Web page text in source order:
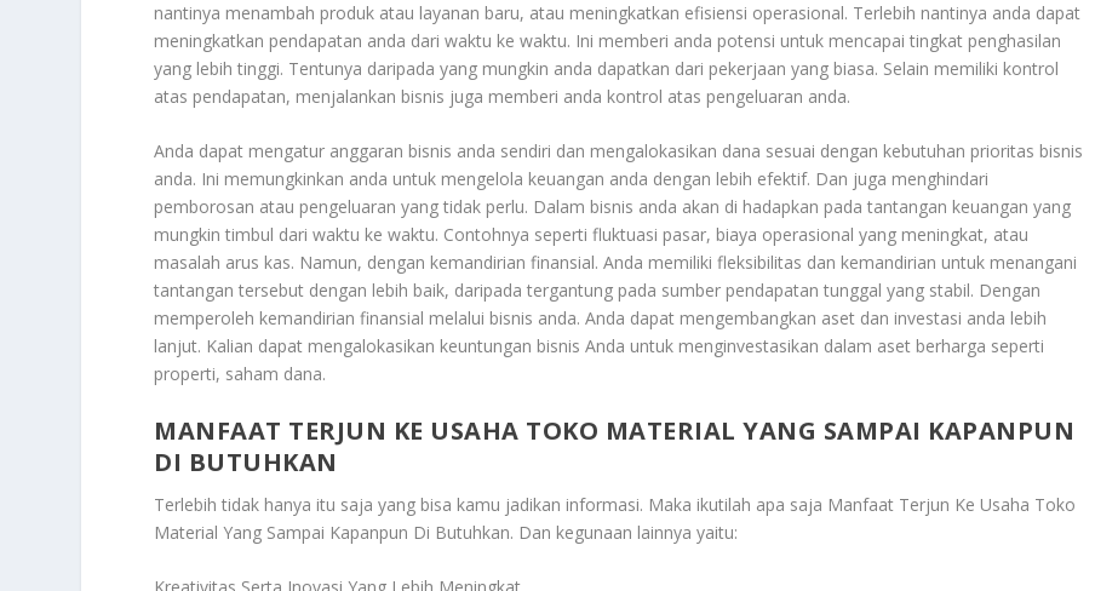
nantinya menambah produk atau layanan baru, atau meningkatkan efisiensi operasional. Terlebih nantinya anda dapat
meningkatkan pendapatan anda dari waktu ke waktu. Ini memberi anda potensi untuk mencapai tingkat penghasilan
yang lebih tinggi. Tentunya daripada yang mungkin anda dapatkan dari pekerjaan yang biasa. Selain memiliki kontrol
atas pendapatan, menjalankan bisnis juga memberi anda kontrol atas pengeluaran anda.
Anda dapat mengatur anggaran bisnis anda sendiri dan mengalokasikan dana sesuai dengan kebutuhan prioritas bisnis
anda. Ini memungkinkan anda untuk mengelola keuangan anda dengan lebih efektif. Dan juga menghindari
pemborosan atau pengeluaran yang tidak perlu. Dalam bisnis anda akan di hadapkan pada tantangan keuangan yang
mungkin timbul dari waktu ke waktu. Contohnya seperti fluktuasi pasar, biaya operasional yang meningkat, atau
masalah arus kas. Namun, dengan kemandirian finansial. Anda memiliki fleksibilitas dan kemandirian untuk menangani
tantangan tersebut dengan lebih baik, daripada tergantung pada sumber pendapatan tunggal yang stabil. Dengan
memperoleh kemandirian finansial melalui bisnis anda. Anda dapat mengembangkan aset dan investasi anda lebih
lanjut. Kalian dapat mengalokasikan keuntungan bisnis Anda untuk menginvestasikan dalam aset berharga seperti
properti, saham dana.
MANFAAT TERJUN KE USAHA TOKO MATERIAL YANG SAMPAI KAPANPUN
DI BUTUHKAN
Terlebih tidak hanya itu saja yang bisa kamu jadikan informasi. Maka ikutilah apa saja Manfaat Terjun Ke Usaha Toko
Material Yang Sampai Kapanpun Di Butuhkan. Dan kegunaan lainnya yaitu: